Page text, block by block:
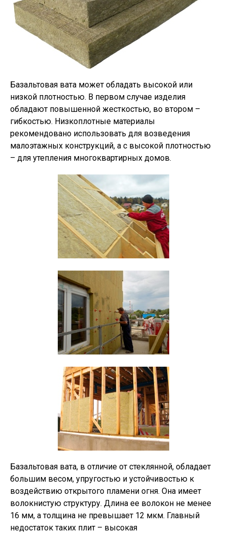
Базальтовая вата может обладать высокой или
низкой плотностью. В первом случае изделия
обладают повышенной жесткостью, во втором –
гибкостью. Низкоплотные материалы
рекомендовано использовать для возведения
малоэтажных конструкций, а с высокой плотностью
– для утепления многоквартирных домов.
Базальтовая вата, в отличие от стеклянной, обладает
большим весом, упругостью и устойчивостью к
воздействию открытого пламени огня. Она имеет
волокнистую структуру. Длина ее волокон не менее
16 мм, а толщина не превышает 12 мкм. Главный
недостаток таких плит – высокая